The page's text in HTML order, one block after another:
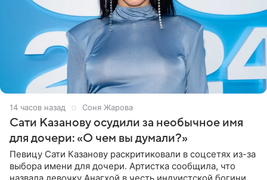
14 часов назад Соня Жарова
Сати Казанову осудили за необычное имя
для дочери: «О чем вы думали?»
Певицу Сати Казанову раскритиковали в соцсетях из-за
выбора имени для дочери. Артистка сообщила, что